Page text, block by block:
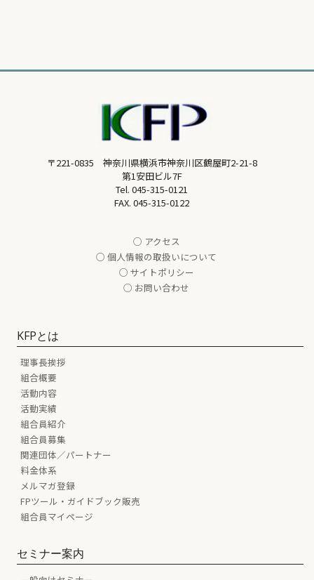
〒221-0835 神奈川県横浜市神奈川区鶴屋町2-21-8
第1安田ビル7F
Tel. 045-315-0121
FAX. 045-315-0122
○ アクセス
○ 個人情報の取扱いについて
○ サイトポリシー
○ お問い合わせ
KFPとは
理事長挨拶
組合概要
活動内容
活動実績
組合員紹介
組合員募集
関連団体／パートナー
料金体系
メルマガ登録
FPツール・ガイドブック販売
組合員マイページ
セミナー案内